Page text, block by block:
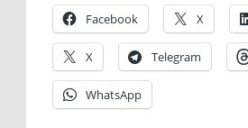
Facebook X
X Telegram
WhatsApp